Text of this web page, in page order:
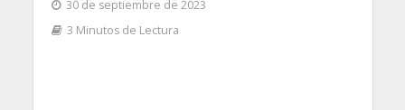
30 de septiembre de 2023
3 Minutos de Lectura